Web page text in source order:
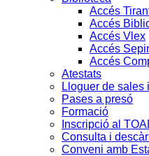
Accés
Accés
Accés Vlex
Accés
Accés
Atestats
Lloguer de sales
Pases a presó
Formació
Inscripció al
Consulta i
Conveni amb